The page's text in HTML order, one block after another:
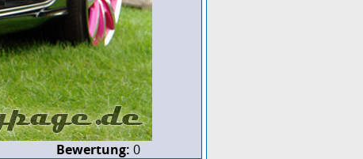
Bewertung: 0